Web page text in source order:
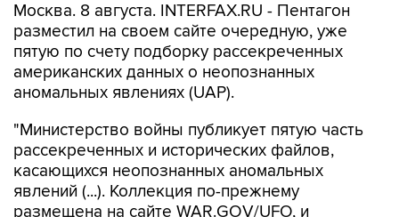
Москва. 8 августа. INTERFAX.RU - Пентагон
разместил на своем сайте очередную, уже
пятую по счету подборку рассекреченных
американских данных о неопознанных
аномальных явлениях (UAP).
"Министерство войны публикует пятую часть
рассекреченных и исторических файлов,
касающихся неопознанных аномальных
явлений (...). Коллекция по-прежнему
размещена на сайте WAR.GOV/UFO, и